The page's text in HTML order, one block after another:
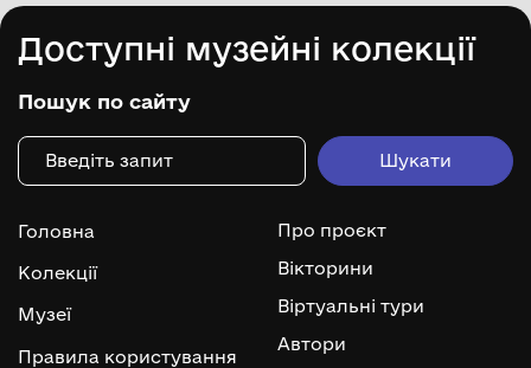
Доступні музейні колекції
Пошук по сайту
Головна
Колекції
Музеї
Правила користування
Про проєкт
Вікторини
Віртуальні тури
Автори